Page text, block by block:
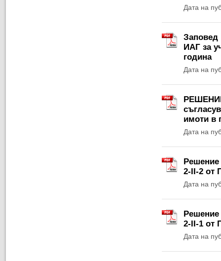
Дата на
Заповед
ИАГ за
година
Дата на
РЕШЕНИЕ
имоти в
Дата на
Решение
2-II-2 от
Дата на
Решение
2-II-1 от
Дата на